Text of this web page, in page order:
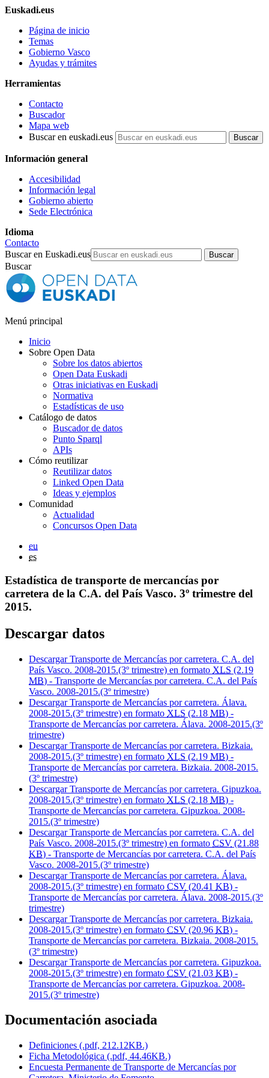
Euskadi.eus
Página de inicio
Temas
Gobierno Vasco
Ayudas y trámites
Herramientas
Contacto
Buscador
Mapa web
Buscar en euskadi.eus
Información general
Accesibilidad
Información legal
Gobierno abierto
Sede Electrónica
Idioma
Contacto
Buscar en Euskadi.eus
Buscar
Menú principal
Inicio
Sobre Open Data
Sobre los datos abiertos
Open Data Euskadi
Otras iniciativas en Euskadi
Normativa
Estadísticas de uso
Catálogo de datos
Buscador de datos
Punto Sparql
APIs
Cómo reutilizar
Reutilizar datos
Linked Open Data
Ideas y ejemplos
Comunidad
Actualidad
Concursos Open Data
eu
es
Estadística de transporte de mercancías por
carretera de la C.A. del País Vasco. 3º trimestre del
2015.
Descargar datos
Descargar Transporte de Mercancías por carretera. C.A. del
País Vasco. 2008-2015.(3º trimestre) en formato XLS (2.19
MB) - Transporte de Mercancías por carretera. C.A. del País
Vasco. 2008-2015.(3º trimestre)
Descargar Transporte de Mercancías por carretera. Álava.
2008-2015.(3º trimestre) en formato XLS (2.18 MB) -
Transporte de Mercancías por carretera. Álava. 2008-2015.(3º
trimestre)
Descargar Transporte de Mercancías por carretera. Bizkaia.
2008-2015.(3º trimestre) en formato XLS (2.19 MB) -
Transporte de Mercancías por carretera. Bizkaia. 2008-2015.
(3º trimestre)
Descargar Transporte de Mercancías por carretera. Gipuzkoa.
2008-2015.(3º trimestre) en formato XLS (2.18 MB) -
Transporte de Mercancías por carretera. Gipuzkoa. 2008-
2015.(3º trimestre)
Descargar Transporte de Mercancías por carretera. C.A. del
País Vasco. 2008-2015.(3º trimestre) en formato CSV (21.88
KB) - Transporte de Mercancías por carretera. C.A. del País
Vasco. 2008-2015.(3º trimestre)
Descargar Transporte de Mercancías por carretera. Álava.
2008-2015.(3º trimestre) en formato CSV (20.41 KB) -
Transporte de Mercancías por carretera. Álava. 2008-2015.(3º
trimestre)
Descargar Transporte de Mercancías por carretera. Bizkaia.
2008-2015.(3º trimestre) en formato CSV (20.96 KB) -
Transporte de Mercancías por carretera. Bizkaia. 2008-2015.
(3º trimestre)
Descargar Transporte de Mercancías por carretera. Gipuzkoa.
2008-2015.(3º trimestre) en formato CSV (21.03 KB) -
Transporte de Mercancías por carretera. Gipuzkoa. 2008-
2015.(3º trimestre)
Documentación asociada
Definiciones (.pdf, 212.12KB.)
Ficha Metodológica (.pdf, 44.46KB.)
Encuesta Permanente de Transporte de Mercancías por